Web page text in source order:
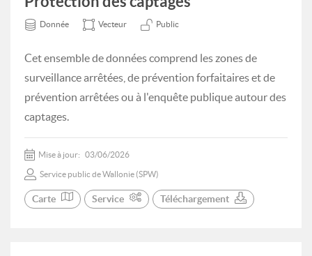
Donnée Vecteur Public
Cet ensemble de données comprend les zones de
surveillance arrêtées, de prévention forfaitaires et de
prévention arrêtées ou à l'enquête publique autour des
captages.
Mise à jour: 03/06/2026
Service public de Wallonie (SPW)
Carte Service Téléchargement